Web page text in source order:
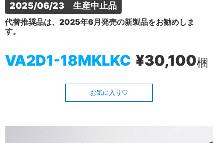
2025/06/23　生産中止品
代替推奨品は、2025年6月発売の新製品をお勧めしま
す。
VA2D1-18MKLKC ¥30,100梱
お気に入り